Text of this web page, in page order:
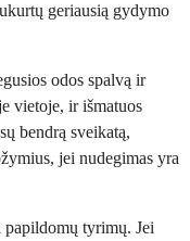
geriausią gydymo
odos spalvą ir
vietoje, ir išmatuos
bendrą sveikatą,
jei nudegimas yra
tyrimų. Jei